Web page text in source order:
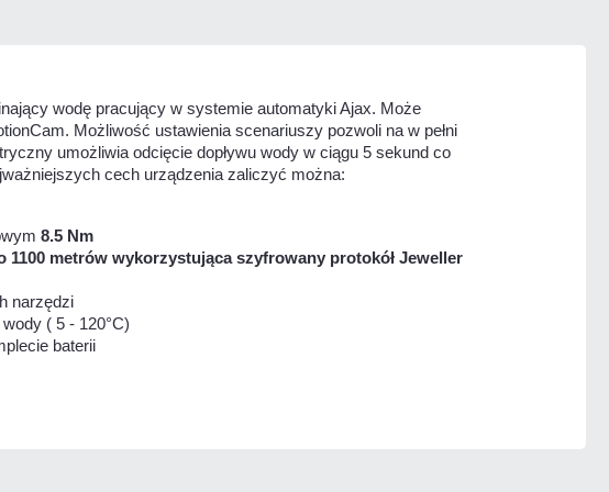
wodę pracujący w systemie automatyki Ajax. Może
Możliwość ustawienia scenariuszy pozwoli na w pełni
umożliwia odcięcie dopływu wody w ciągu 5 sekund co
cech urządzenia zaliczyć można:
8.5 Nm
1100 metrów wykorzystująca szyfrowany protokół Jeweller
narzędzi
( 5 - 120°C)
baterii